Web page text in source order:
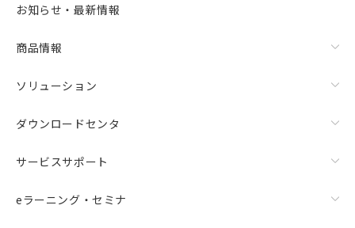
お知らせ・最新情報
商品情報
ソリューション
ダウンロードセンタ
サービスサポート
eラーニング・セミナ